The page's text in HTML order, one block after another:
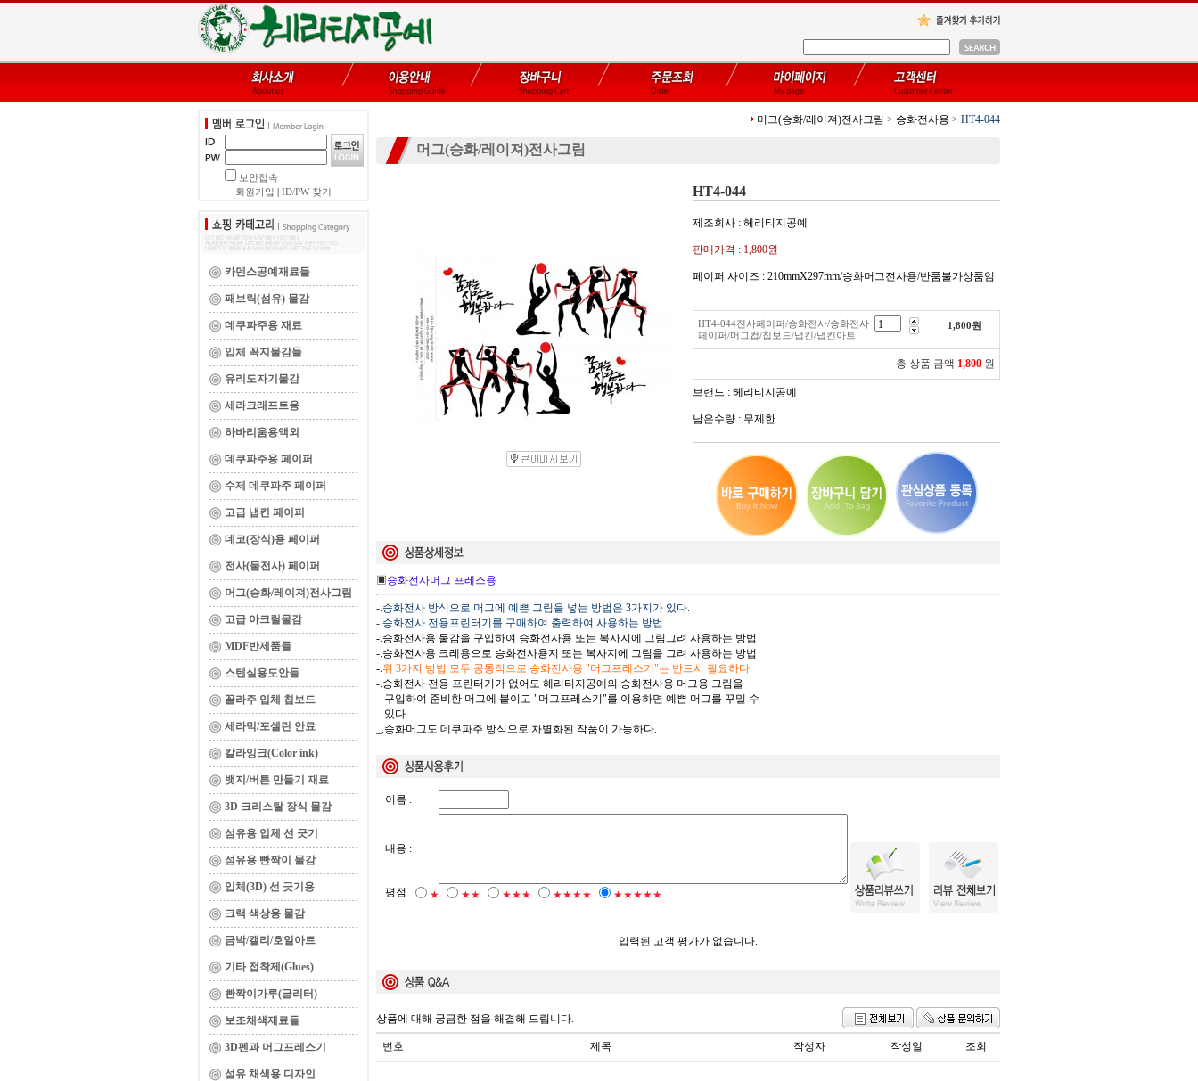
보안접속
회원가입
ID/PW 찾기
카덴스공예재료들
패브릭(섬유) 물감
데쿠파주용 재료
입체 꼭지물감들
유리도자기물감
세라크래프트용
하바리움용액외
데쿠파주용 페이퍼
수제 데쿠파주 페이퍼
고급 냅킨 페이퍼
데코(장식)용 페이퍼
전사(물전사) 페이퍼
머그(승화/레이져)전사그림
고급 아크릴물감
MDF반제품들
스텐실용도안들
꼴라주 입체 칩보드
세라믹/포셀린 안료
칼라잉크(Color ink)
뱃지/버튼 만들기 재료
3D 크리스탈 장식 물감
섬유용 입체 선 긋기
섬유용 빤짝이 물감
입체(3D) 선 긋기용
크랙 색상용 물감
금박/캘리/호일아트
기타 접착제(Glues)
빤짝이가루(글리터)
보조채색재료들
3D펜과 머그프레스기
섬유 채색용 디자인
머그(승화/레이져)전사그림 > 승화전사용 > HT4-044
머그(승화/레이져)전사그림
HT4-044
제조회사 : 헤리티지공예
판매가격 : 1,800원
페이퍼 사이즈 : 210mmX297mm/승화머그전사용/반품불가상품임
HT4-044전사페이퍼/승화전사/승화전사
페이퍼/머그컵/칩보드/냅킨/냅킨아트
1,800원
총 상품 금액 1,800 원
브랜드 : 헤리티지공예
남은수량 : 무제한
▣ 승화전사머그 프레스용
-.승화전사 방식으로 머그에 예쁜 그림을 넣는 방법은 3가지가 있다.
-.승화전사 전용프린터기를 구매하여 출력하여 사용하는 방법
-.승화전사용 물감을 구입하여 승화전사용 또는 복사지에 그림그려 사용하는 방법
-.승화전사용 크레용으로 승화전사용지 또는 복사지에 그림을 그려 사용하는 방법
-.위 3가지 방법 모두 공통적으로 승화전사용 "머그프레스기"는 반드시 필요하다.
-.승화전사 전용 프린터기가 없어도 헤리티지공예의 승화전사용 머그용 그림을
구입하여 준비한 머그에 붙이고 "머그프레스기"를 이용하면 예쁜 머그를 꾸밀 수
있다.
_.승화머그도 데쿠파주 방식으로 차별화된 작품이 가능하다.
이름 :
내용 :
평점 ★ ★★ ★★★ ★★★★ ★★★★★
입력된 고객 평가가 없습니다.
상품에 대해 궁금한 점을 해결해 드립니다.
번호 제목 작성자 작성일 조회